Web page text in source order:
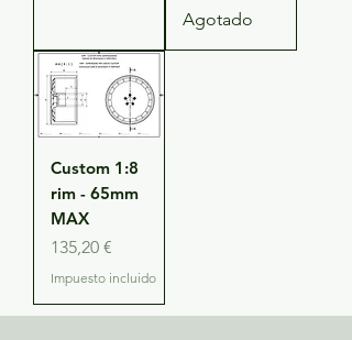
Agotado
Custom 1:8
rim - 65mm
MAX
Precio
135,20 €
Impuesto incluido